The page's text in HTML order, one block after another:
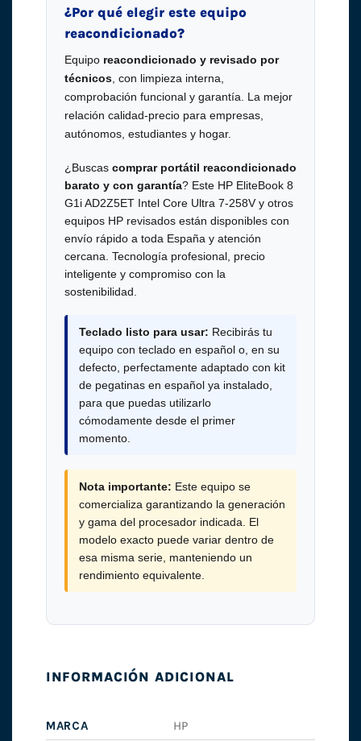
¿Por qué elegir este equipo
reacondicionado?
Equipo reacondicionado y revisado por
técnicos, con limpieza interna,
comprobación funcional y garantía. La mejor
relación calidad-precio para empresas,
autónomos, estudiantes y hogar.
¿Buscas comprar portátil reacondicionado
barato y con garantía? Este HP EliteBook 8
G1i AD2Z5ET Intel Core Ultra 7-258V y otros
equipos HP revisados están disponibles con
envío rápido a toda España y atención
cercana. Tecnología profesional, precio
inteligente y compromiso con la
sostenibilidad.
Teclado listo para usar: Recibirás tu
equipo con teclado en español o, en su
defecto, perfectamente adaptado con kit
de pegatinas en español ya instalado,
para que puedas utilizarlo
cómodamente desde el primer
momento.
Nota importante: Este equipo se
comercializa garantizando la generación
y gama del procesador indicada. El
modelo exacto puede variar dentro de
esa misma serie, manteniendo un
rendimiento equivalente.
INFORMACIÓN ADICIONAL
MARCA
HP